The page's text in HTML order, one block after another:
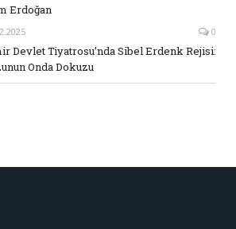
Erdoğan
0
Devlet Tiyatrosu’nda Sibel Erdenk Rejisi:
Onda Dokuzu